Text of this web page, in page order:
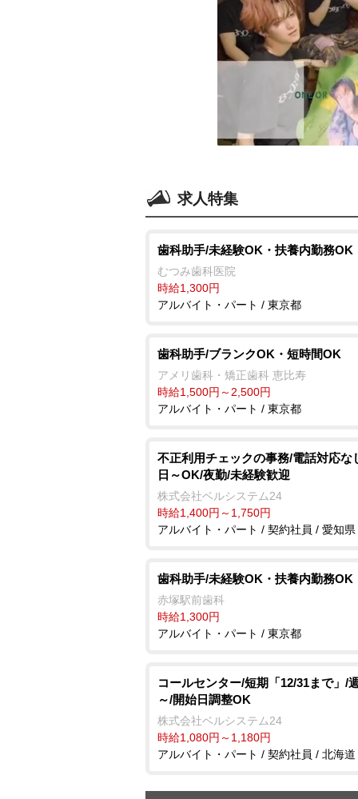
求人特集
歯科助手/未経験OK・扶養内勤務OK
むつみ歯科医院
時給1,300円
アルバイト・パート / 東京都
歯科助手/ブランクOK・短時間OK
アメリ歯科・矯正歯科 恵比寿
時給1,500円～2,500円
アルバイト・パート / 東京都
不正利用チェックの事務/電話対応な
日～OK/夜勤/未経験歓迎
株式会社ベルシステム24
時給1,400円～1,750円
アルバイト・パート / 契約社員 / 愛知県
歯科助手/未経験OK・扶養内勤務OK
赤塚駅前歯科
時給1,300円
アルバイト・パート / 東京都
コールセンター/短期「12/31まで」/
～/開始日調整OK
株式会社ベルシステム24
時給1,080円～1,180円
アルバイト・パート / 契約社員 / 北海道